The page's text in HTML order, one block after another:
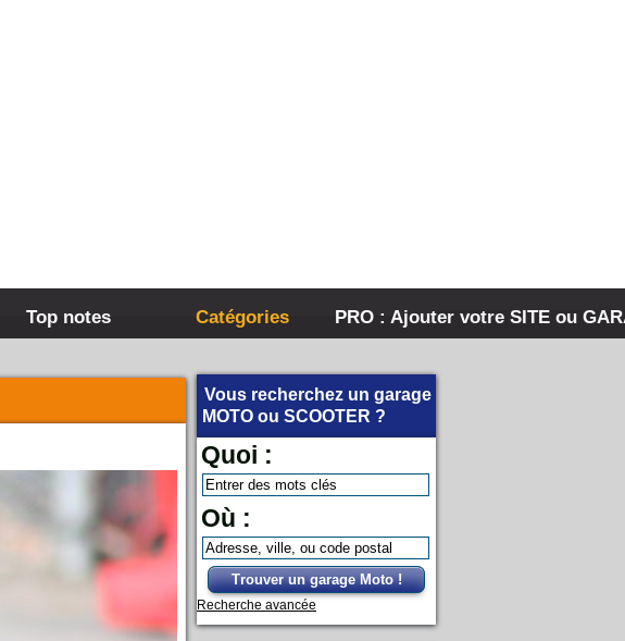
Top notes Catégories PRO : Ajouter votre SITE ou
Vous recherchez un garage
MOTO ou SCOOTER ?
Quoi :
Où :
Trouver un garage Moto !
Recherche avancée